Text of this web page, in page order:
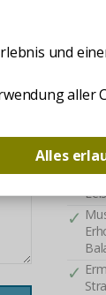
und
aller
Alles
vom